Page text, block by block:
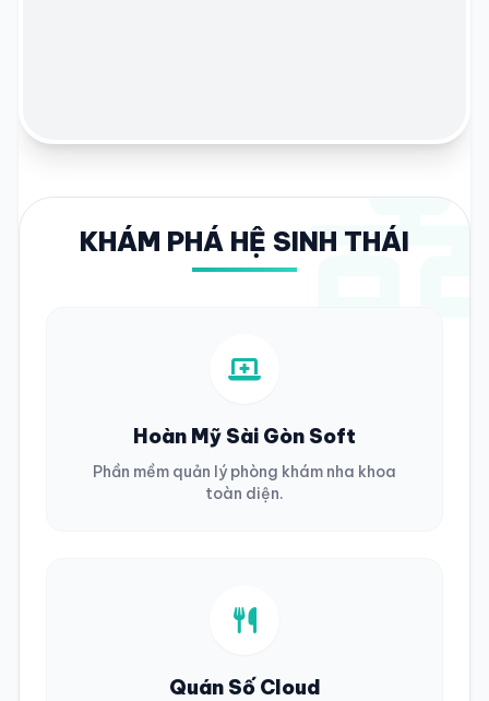
KHÁM PHÁ HỆ SINH THÁI
Hoàn Mỹ Sài Gòn Soft
Phần mềm quản lý phòng khám nha khoa
toàn diện.
Quán Số Cloud